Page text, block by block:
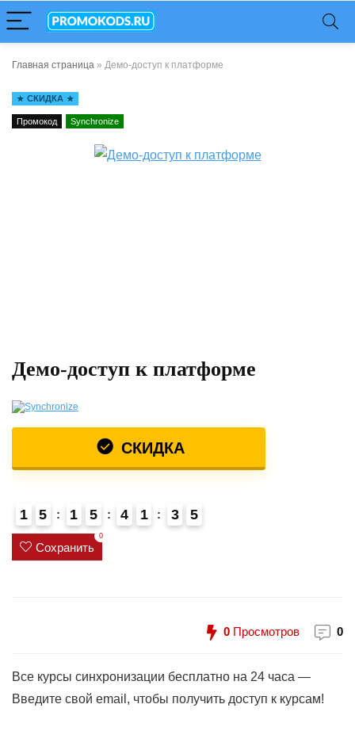
Главная страница » Демо-доступ к платформе
СКИДКА
Промокод Synchronize
Демо-доступ к платформе
СКИДКА
1
4
5 1 5 4 1 3 5
Сохранить
0
0 Просмотров 0
Все курсы синхронизации бесплатно на 24 часа —
Введите свой email, чтобы получить доступ к курсам!